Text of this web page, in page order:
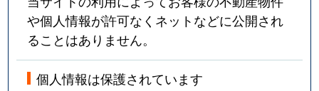
や個人情報が許可なくネットなどに公開され
ることはありません。
個人情報は保護されています